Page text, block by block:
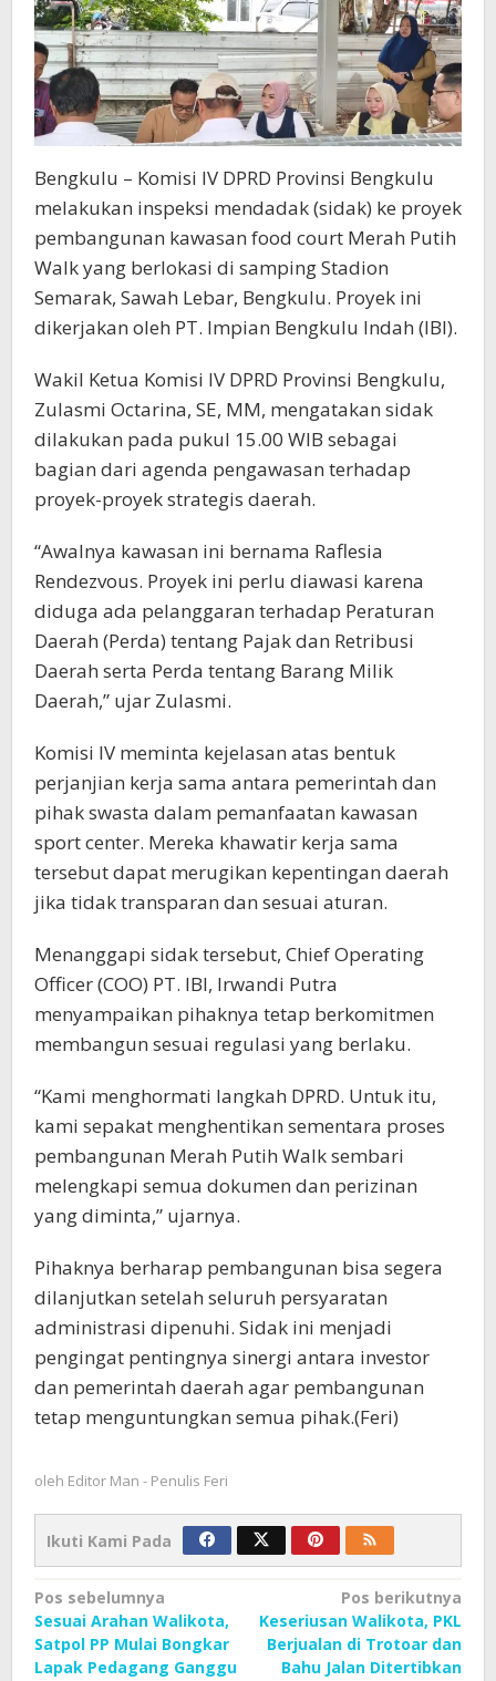
Bengkulu – Komisi IV DPRD Provinsi Bengkulu
melakukan inspeksi mendadak (sidak) ke proyek
pembangunan kawasan food court Merah Putih
Walk yang berlokasi di samping Stadion
Semarak, Sawah Lebar, Bengkulu. Proyek ini
dikerjakan oleh PT. Impian Bengkulu Indah (IBI).
Wakil Ketua Komisi IV DPRD Provinsi Bengkulu,
Zulasmi Octarina, SE, MM, mengatakan sidak
dilakukan pada pukul 15.00 WIB sebagai
bagian dari agenda pengawasan terhadap
proyek-proyek strategis daerah.
“Awalnya kawasan ini bernama Raflesia
Rendezvous. Proyek ini perlu diawasi karena
diduga ada pelanggaran terhadap Peraturan
Daerah (Perda) tentang Pajak dan Retribusi
Daerah serta Perda tentang Barang Milik
Daerah,” ujar Zulasmi.
Komisi IV meminta kejelasan atas bentuk
perjanjian kerja sama antara pemerintah dan
pihak swasta dalam pemanfaatan kawasan
sport center. Mereka khawatir kerja sama
tersebut dapat merugikan kepentingan daerah
jika tidak transparan dan sesuai aturan.
Menanggapi sidak tersebut, Chief Operating
Officer (COO) PT. IBI, Irwandi Putra
menyampaikan pihaknya tetap berkomitmen
membangun sesuai regulasi yang berlaku.
“Kami menghormati langkah DPRD. Untuk itu,
kami sepakat menghentikan sementara proses
pembangunan Merah Putih Walk sembari
melengkapi semua dokumen dan perizinan
yang diminta,” ujarnya.
Pihaknya berharap pembangunan bisa segera
dilanjutkan setelah seluruh persyaratan
administrasi dipenuhi. Sidak ini menjadi
pengingat pentingnya sinergi antara investor
dan pemerintah daerah agar pembangunan
tetap menguntungkan semua pihak.(Feri)
oleh Editor Man - Penulis Feri
Ikuti Kami Pada
Navigasi
pos
Pos sebelumnya
Sesuai Arahan Walikota,
Satpol PP Mulai Bongkar
Lapak Pedagang Ganggu
Pos berikutnya
Keseriusan Walikota, PKL
Berjualan di Trotoar dan
Bahu Jalan Ditertibkan